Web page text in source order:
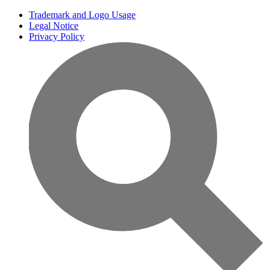
Trademark and Logo Usage
Legal Notice
Privacy Policy